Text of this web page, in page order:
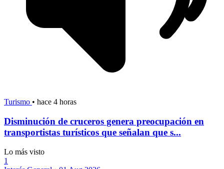
Turismo • hace 4 horas
Disminución de cruceros genera preocupación en
transportistas turísticos que señalan que s...
Lo más visto
1